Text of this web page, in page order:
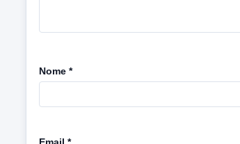
Nome *
Email *